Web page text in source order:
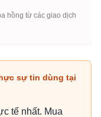
hồng từ các giao dịch
sự tin dùng tại
tế nhất. Mua